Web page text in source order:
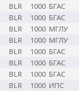
BLR 1000 БГАС
BLR 1000 БГАС
BLR 1000 МГЛУ
BLR 1000 МГЛУ
BLR 1000 БГАС
BLR 1000 БГАС
BLR 1000 БГАС
BLR 1000 ИПС